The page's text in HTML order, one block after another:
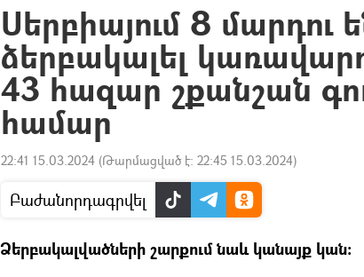
Սերբիայում 8 մարդու
ձերբակալել
43 հազար շքանշան
համար
22:41 15.03.2024 (Թարմացված է: 22:45 15.03.2024)
Բաժանորդագրվել
Ձերբակալվածների շարքում նաև կանայք կան։